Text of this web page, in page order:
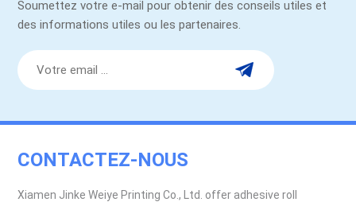
Soumettez votre e-mail pour obtenir des conseils utiles et
des informations utiles ou les partenaires.
CONTACTEZ-NOUS
Xiamen Jinke Weiye Printing Co., Ltd. offer adhesive roll